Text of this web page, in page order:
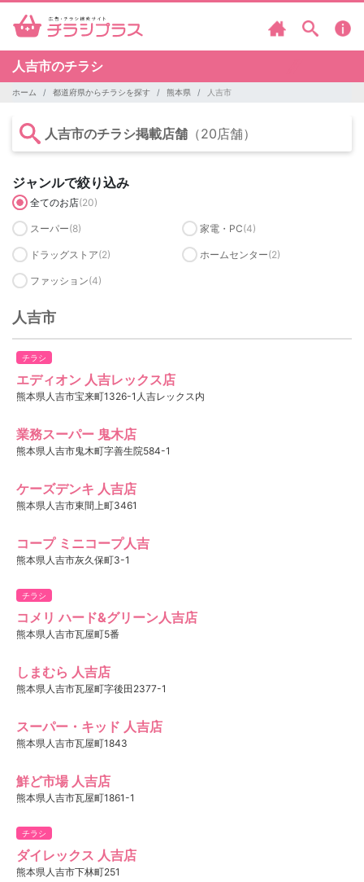
人吉市のチラシ
ホーム 都道府県からチラシを探す 熊本県 人吉市
人吉市のチラシ掲載店舗 （20店舗）
ジャンルで絞り込み
全てのお店(20)
スーパー(8) 家電・PC(4)
ドラッグストア(2) ホームセンター(2)
ファッション(4)
人吉市
チラシ
エディオン 人吉レックス店
熊本県人吉市宝来町1326-1人吉レックス内
業務スーパー 鬼木店
熊本県人吉市鬼木町字善生院584-1
ケーズデンキ 人吉店
熊本県人吉市東間上町3461
コープ ミニコープ人吉
熊本県人吉市灰久保町3-1
チラシ
コメリ ハード&グリーン人吉店
熊本県人吉市瓦屋町5番
しまむら 人吉店
熊本県人吉市瓦屋町字後田2377-1
スーパー・キッド 人吉店
熊本県人吉市瓦屋町1843
鮮ど市場 人吉店
熊本県人吉市瓦屋町1861-1
チラシ
ダイレックス 人吉店
熊本県人吉市下林町251